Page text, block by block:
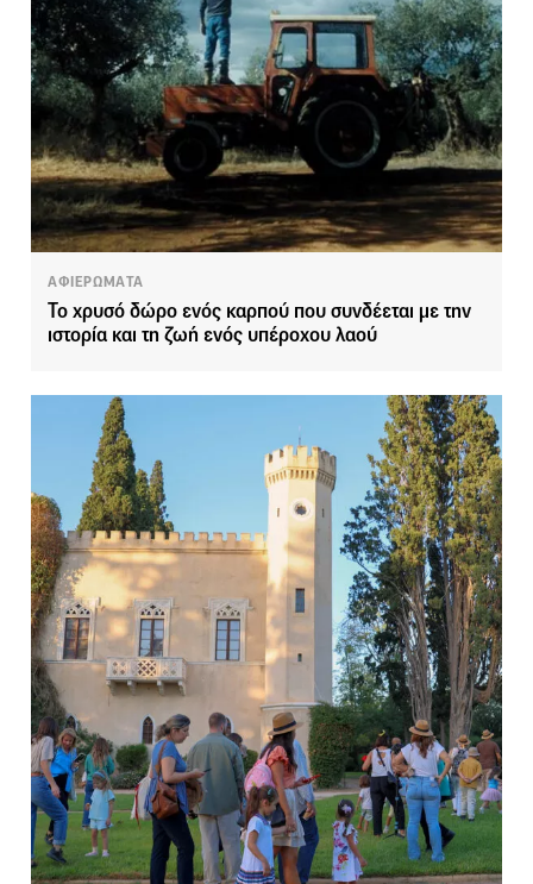
ΑΦΙΕΡΩΜΑΤΑ
Το χρυσό δώρο ενός καρπού που συνδέεται με την
ιστορία και τη ζωή ενός υπέροχου λαού